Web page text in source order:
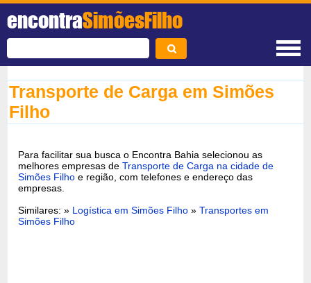
encontraSimõesFilho
Transporte de Carga em Simões
Filho
Para facilitar sua busca o Encontra Bahia selecionou as
melhores empresas deTransporte de Carga na cidade de
Simões Filho e região, com telefones e endereço das
empresas.
Similares: » Logística em Simões Filho »Transportes em
Simões Filho